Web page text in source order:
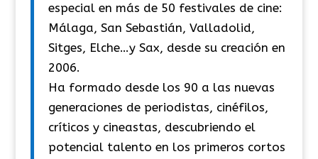
especial en más de 50 festivales de cine:
Málaga, San Sebastián, Valladolid,
Sitges, Elche…y Sax, desde su creación en
2006.
Ha formado desde los 90 a las nuevas
generaciones de periodistas, cinéfilos,
críticos y cineastas, descubriendo el
potencial talento en los primeros cortos